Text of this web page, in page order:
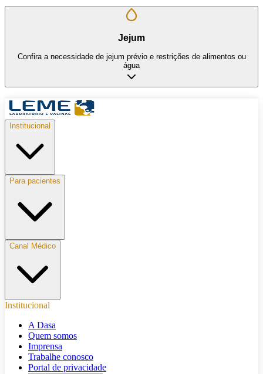
Jejum
Confira a necessidade de jejum prévio e restrições de alimentos ou
água
Institucional
Para pacientes
Canal Médico
Institucional
A Dasa
Quem somos
Imprensa
Trabalhe conosco
Portal de privacidade